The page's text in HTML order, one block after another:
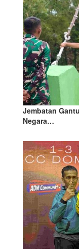
Jembatan
Negara…